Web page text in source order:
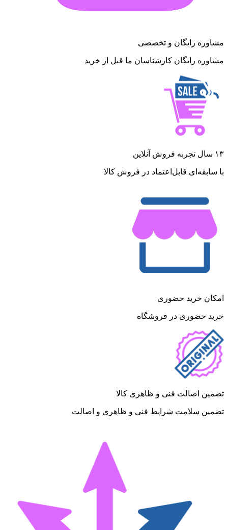
مشاوره رایگان و تخصصی
مشاوره رایگان کارشناسان ما قبل از خرید
۱۳ سال تجربه فروش آنلاین
با سابقه‌ای قابل‌اعتماد در فروش کالا
امکان خرید حضوری
خرید حضوری در فروشگاه
تضمین اصالت فنی و ظاهری کالا
تضمین سلامت شرایط فنی و ظاهری و اصالت